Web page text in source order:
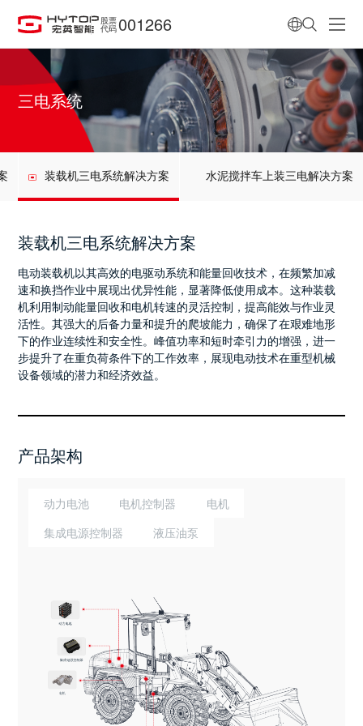
股票
代码 001266
三电系统
装载机三电系统解决方案 水泥搅拌车上装三电解决方案
装载机三电系统解决方案
电动装载机以其高效的电驱动系统和能量回收技术，在频繁加减
速和换挡作业中展现出优异性能，显著降低使用成本。这种装载
机利用制动能量回收和电机转速的灵活控制，提高能效与作业灵
活性。其强大的后备力量和提升的爬坡能力，确保了在艰难地形
下的作业连续性和安全性。峰值功率和短时牵引力的增强，进一
步提升了在重负荷条件下的工作效率，展现电动技术在重型机械
设备领域的潜力和经济效益。
产品架构
动力电池 电机控制器
电机
集成电源控制器
液压油泵